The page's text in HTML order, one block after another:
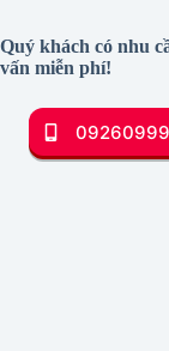
Quý khách có nhu
vấn miễn phí!